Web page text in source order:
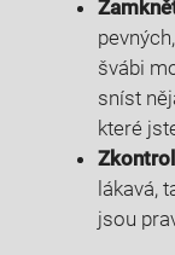
švábi
sníst
které
lákavá,
‍jsou